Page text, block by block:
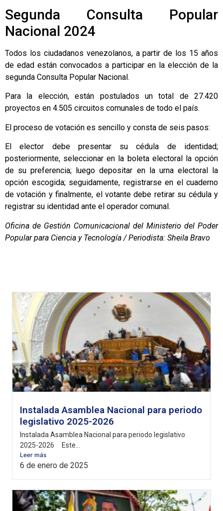
Segunda Consulta Popular
Nacional 2024
Todos los ciudadanos venezolanos, a partir de los 15 años
de edad están convocados a participar en la elección de la
segunda Consulta Popular Nacional.
Para la elección, están postulados un total de 27.420
proyectos en 4.505 circuitos comunales de todo el país.
El proceso de votación es sencillo y consta de seis pasos:
El elector debe presentar su cédula de identidad;
posteriormente, seleccionar en la boleta electoral la opción
de su preferencia; luego depositar en la urna electoral la
opción escogida; seguidamente, registrarse en el cuaderno
de votación y finalmente, el votante debe retirar su cédula y
registrar su identidad ante el operador comunal.
Oficina de Gestión Comunicacional del Ministerio del Poder
Popular para Ciencia y Tecnología / Periodista: Sheila Bravo
Instalada Asamblea Nacional para periodo
legislativo 2025-2026
Instalada Asamblea Nacional para periodo legislativo
2025-2026 Este...
Leer más
6 de enero de 2025